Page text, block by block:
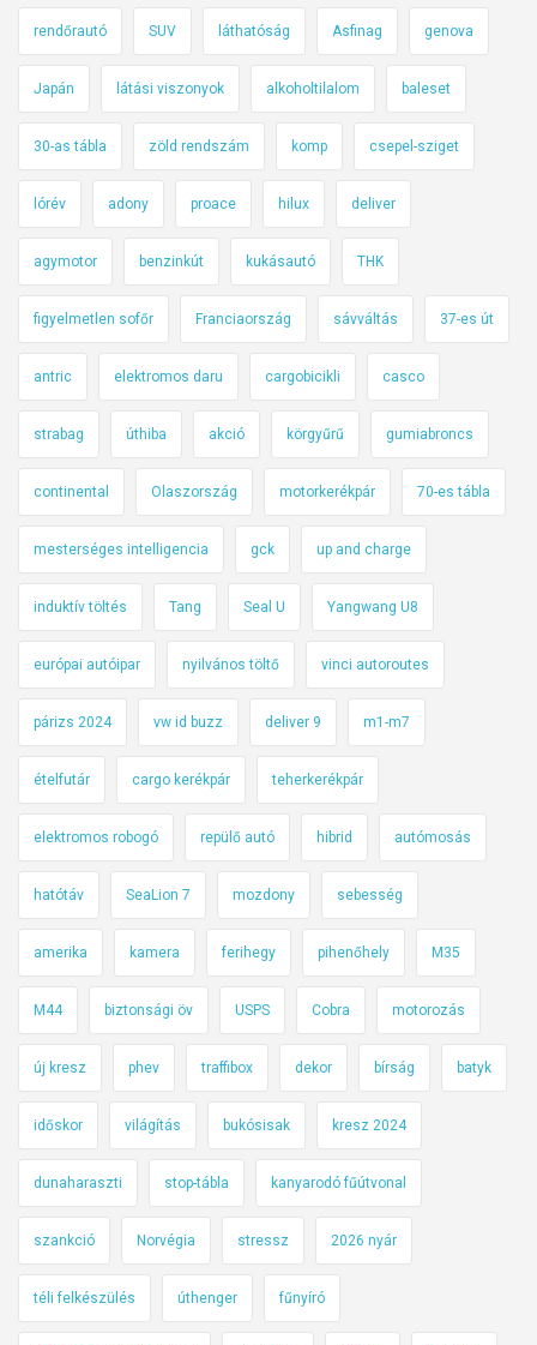
rendőrautó SUV láthatóság Asfinag genova
Japán látási viszonyok alkoholtilalom baleset
30-as tábla zöld rendszám komp csepel-sziget
lórév adony proace hilux deliver
agymotor benzinkút kukásautó THK
figyelmetlen sofőr Franciaország sávváltás 37-es út
antric elektromos daru cargobicikli casco
strabag úthiba akció körgyűrű gumiabroncs
continental Olaszország motorkerékpár 70-es tábla
mesterséges intelligencia gck up and charge
induktív töltés Tang Seal U Yangwang U8
európai autóipar nyilvános töltő vinci autoroutes
párizs 2024 vw id buzz deliver 9 m1-m7
ételfutár cargo kerékpár teherkerékpár
elektromos robogó repülő autó hibrid autómosás
hatótáv SeaLion 7 mozdony sebesség
amerika kamera ferihegy pihenőhely M35
M44 biztonsági öv USPS Cobra motorozás
új kresz phev traffibox dekor bírság batyk
időskor világítás bukósisak kresz 2024
dunaharaszti stop-tábla kanyarodó fűútvonal
szankció Norvégia stressz 2026 nyár
téli felkészülés úthenger fűnyíró